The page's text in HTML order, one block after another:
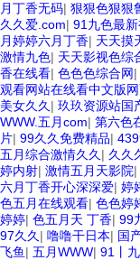
月丁香无码| 狠狠色狠狠
久久爱.com| 91九色最
月婷婷六月丁香| 天天摸
激情九色| 天天影视色综
香在线看| 色色色综合网|
观看网站在线看中文版
美女久久 | 玖玖资源站国
WWW.五月com| 第六色
片| 99久久免费精品|
五月综合激情久久 | 久久
婷内射| 激情五月天影院|
六月丁香开心深深爱| 婷
色五月在线观看| 色色婷
婷婷| 色五月天 丁香| 99
97久久 | 噜噜干日本| 国
飞鱼| 五月WWW| 91丨